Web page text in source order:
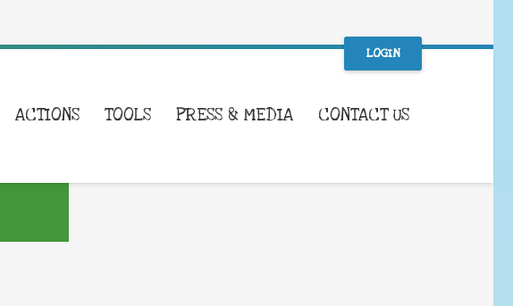
LOGIN
ACTIONS TOOLS PRESS & MEDIA CONTACT US